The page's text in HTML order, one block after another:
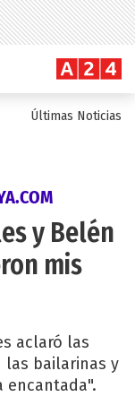
Últimas Noticias
y Belén
mis
aclaró las
las bailarinas y
encantada".